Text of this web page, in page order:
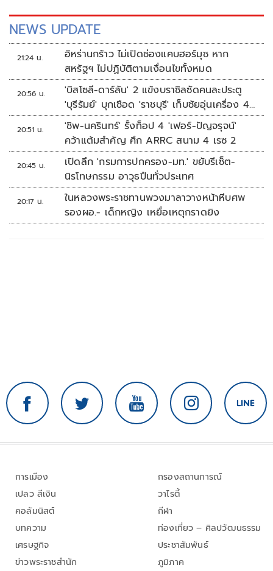
NEWS UPDATE
21:24 น.
อิหร่านกร้าว ไม่เปิดช่องแคบฮอร์มุซ หาก
สหรัฐฯ ไม่ปฏิบัติตามเงื่อนไขทั้งหมด
20:56 น.
'บิสโซลี-ดาร์ลัน' 2 แข้งบราซิลซัดคนละประตู
'บุรีรัมย์' บุกเชือด 'ราชบุรี' เก็บชัยอุ่นเครื่อง 4
นัดรวด
20:51 น.
'ชิพ-นครินทร์' รั้งท็อป 4 'เฟอร์-ปัญจรุจน์'
คว้าแต้มสำคัญ ศึก ARRC สนาม 4 เรซ 2
20:45 น.
เปิดลึก 'กรมการปกครอง-มท.' ขยับรีเซ็ต-
นิรโทษกรรม อาวุธปืนทั่วประเทศ
20:17 น.
ในหลวงพระราชทานพวงมาลาวางหน้าหีบศพ
รองผอ.- เด็กหญิง เหยื่อเหตุกราดยิง
การเมือง
เปลว สีเงิน
คอลัมนิสต์
บทความ
เศรษฐกิจ
ข่าวพระราชสำนัก
กรองสถานการณ์
วาไรตี้
กีฬา
ท่องเที่ยว – ศิลปวัฒนธรรม
ประชาสัมพันธ์
ภูมิภาค